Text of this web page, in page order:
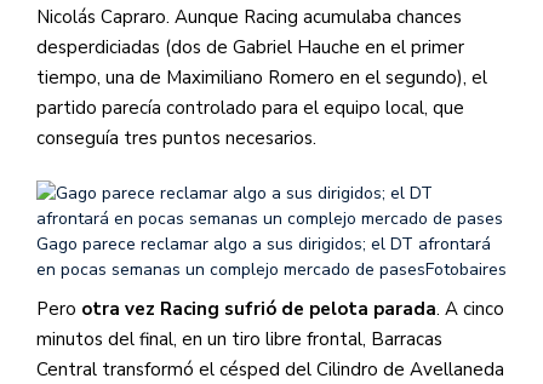
Nicolás Capraro. Aunque Racing acumulaba chances
desperdiciadas (dos de Gabriel Hauche en el primer
tiempo, una de Maximiliano Romero en el segundo), el
partido parecía controlado para el equipo local, que
conseguía tres puntos necesarios.
Gago parece reclamar algo a sus dirigidos; el DT afrontará
en pocas semanas un complejo mercado de pasesFotobaires
Pero otra vez Racing sufrió de pelota parada. A cinco
minutos del final, en un tiro libre frontal, Barracas
Central transformó el césped del Cilindro de Avellaneda